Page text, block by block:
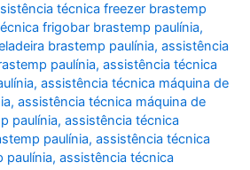
técnica freezer brastemp
frigobar brastemp paulínia,
brastemp paulínia,assistência
paulínia,assistência técnica
,assistência técnica máquina de
,assistência técnica máquina de
paulínia,assistência técnica
paulínia,assistência técnica
paulínia,assistência técnica